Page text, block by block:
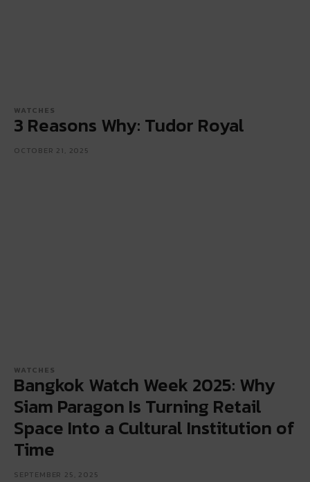
WATCHES
3 Reasons Why: Tudor Royal
OCTOBER 21, 2025
WATCHES
Bangkok Watch Week 2025: Why
Siam Paragon Is Turning Retail
Space Into a Cultural Institution of
Time
SEPTEMBER 25, 2025